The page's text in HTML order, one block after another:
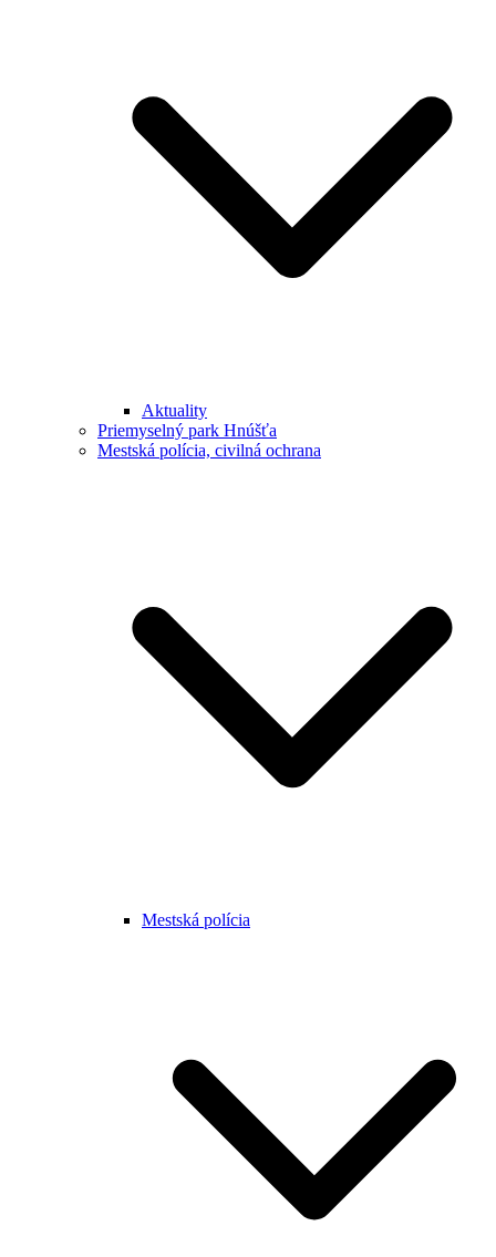
Aktuality
Priemyselný park Hnúšťa
Mestská polícia, civilná ochrana
Mestská polícia